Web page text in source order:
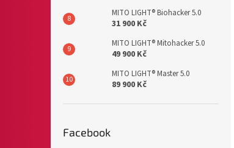
MITO LIGHT® Biohacker 5.0
31 900 Kč
MITO LIGHT® Mitohacker 5.0
49 900 Kč
MITO LIGHT® Master 5.0
89 900 Kč
Facebook